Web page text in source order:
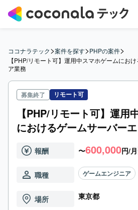
ココナラテック>案件を探す>PHPの案件>
【PHP/リモート可】運用中スマホゲームにお
ア業務
募集終了 リモート可
【PHP/リモート可】運用
におけるゲームサーバー
報酬 〜600,000円/月
職種 ゲームエンジニア
場所 東京都